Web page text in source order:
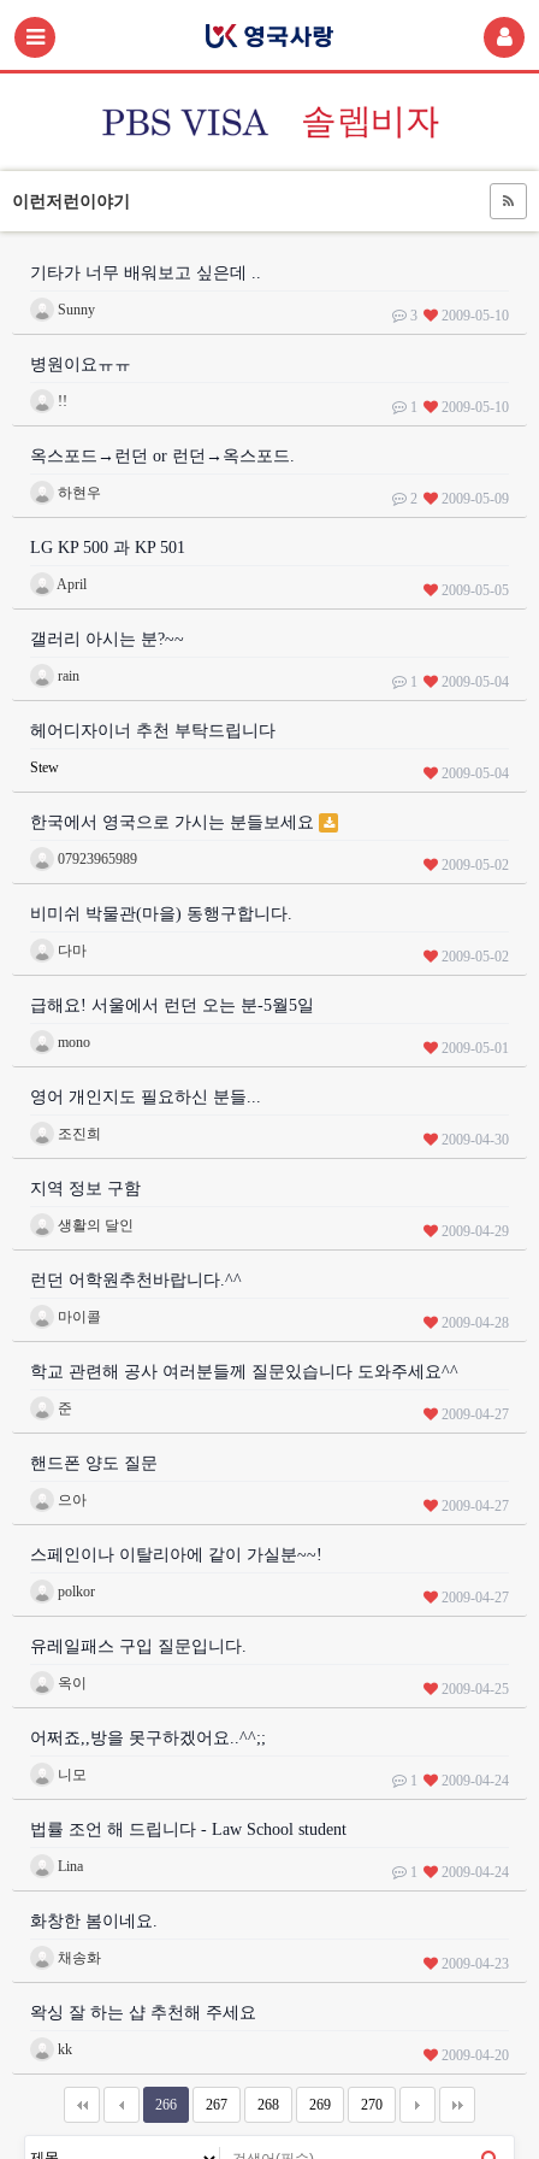
이런저런이야기
기타가 너무 배워보고 싶은데 ..
Sunny 3 2009-05-10
병원이요ㅠㅠ
!! 1 2009-05-10
옥스포드→런던 or 런던→옥스포드.
하현우 2 2009-05-09
LG KP 500 과 KP 501
April 2009-05-05
갤러리 아시는 분?~~
rain 1 2009-05-04
헤어디자이너 추천 부탁드립니다
Stew 2009-05-04
한국에서 영국으로 가시는 분들보세요
07923965989 2009-05-02
비미쉬 박물관(마을) 동행구합니다.
다마 2009-05-02
급해요! 서울에서 런던 오는 분-5월5일
mono 2009-05-01
영어 개인지도 필요하신 분들...
조진희 2009-04-30
지역 정보 구함
생활의 달인 2009-04-29
런던 어학원추천바랍니다.^^
마이콜 2009-04-28
학교 관련해 공사 여러분들께 질문있습니다 도와주세요^^
준 2009-04-27
핸드폰 양도 질문
으아 2009-04-27
스페인이나 이탈리아에 같이 가실분~~!
polkor 2009-04-27
유레일패스 구입 질문입니다.
옥이 2009-04-25
어쩌죠,,방을 못구하겠어요..^^;;
니모 1 2009-04-24
법률 조언 해 드립니다 - Law School student
Lina 1 2009-04-24
화창한 봄이네요.
채송화 2009-04-23
왁싱 잘 하는 샵 추천해 주세요
kk 2009-04-20
266 267 268 269 270